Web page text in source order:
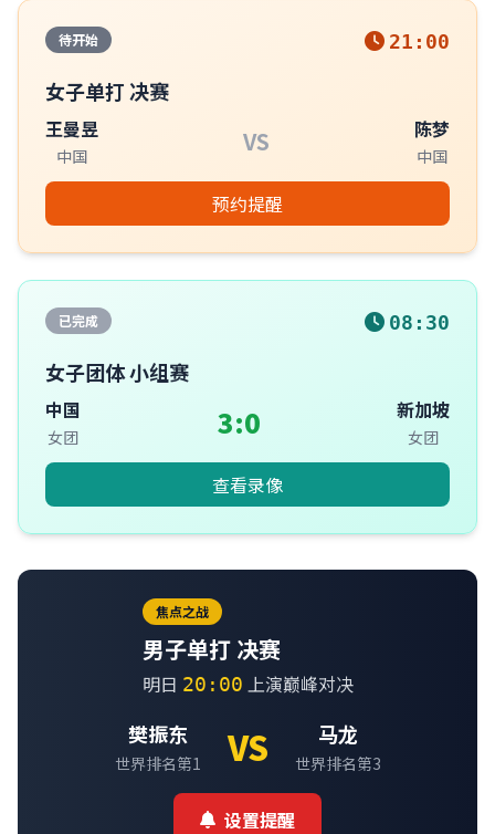
待开始 21:00
女子单打 决赛
王曼昱
中国 VS 陈梦
中国
预约提醒
已完成 08:30
女子团体 小组赛
中国
女团 3:0 新加坡
女团
查看录像
焦点之战
男子单打 决赛
明日 20:00 上演巅峰对决
樊振东
世界排名第1 VS 马龙
世界排名第3
设置提醒